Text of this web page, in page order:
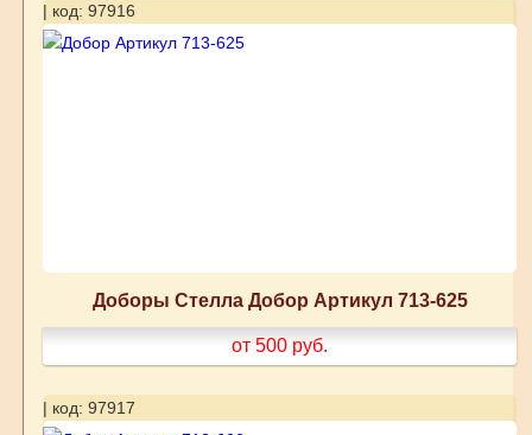
| код: 97916
Доборы Стелла Добор Артикул 713-625
от 500 руб.
| код: 97917